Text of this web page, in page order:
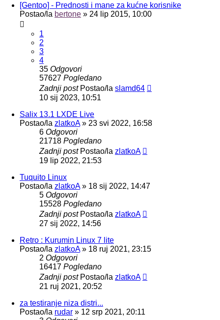
[Gentoo] - Prednosti i mane za kućne korisnike
Postao/la bertone » 24 lip 2015, 10:00
1
2
3
4
35 Odgovori
57627 Pogledano
Zadnji post Postao/la slamd64
10 sij 2023, 10:51
Salix 13.1 LXDE Live
Postao/la zlatkoA» 23 svi 2022, 16:58
6 Odgovori
21718 Pogledano
Zadnji post Postao/la zlatkoA
19 lip 2022, 21:53
Tuquito Linux
Postao/la zlatkoA» 18 sij 2022, 14:47
5 Odgovori
15528 Pogledano
Zadnji post Postao/la zlatkoA
27 sij 2022, 14:56
Retro : Kurumin Linux 7 lite
Postao/la zlatkoA» 18 ruj 2021, 23:15
2 Odgovori
16417 Pogledano
Zadnji post Postao/la zlatkoA
21 ruj 2021, 20:52
za testiranje niza distri...
Postao/la rudar » 12 srp 2021, 20:11